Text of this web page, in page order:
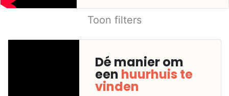
Toon filters
Dé manier om
een huurhuis te
vinden